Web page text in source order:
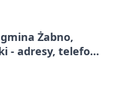
Żabno,
- adresy, telefony,